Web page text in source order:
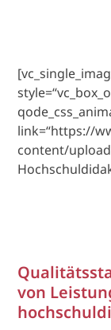
link=“https://
content/
von